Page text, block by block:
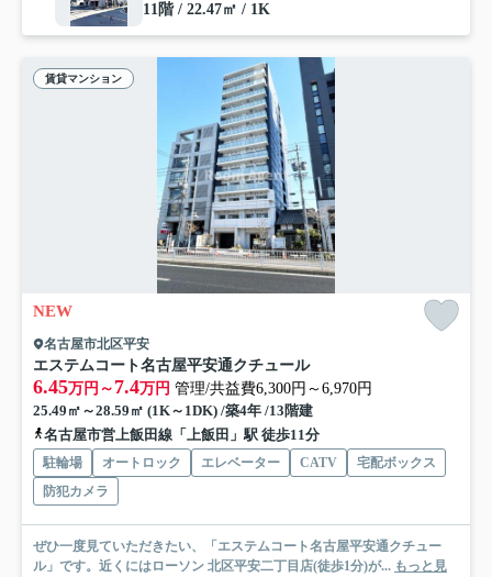
11階 / 22.47㎡ / 1K
賃貸マンション
NEW
名古屋市北区平安
エステムコート名古屋平安通クチュール
6.45万円～ 7.4万円 管理/共益費6,300円～6,970円
25.49㎡～28.59㎡ (1K～1DK) /築4年 /13階建
名古屋市営上飯田線「上飯田」駅 徒歩11分
駐輪場 オートロック エレベーター CATV
宅配ボックス
防犯カメラ
ぜひ一度見ていただきたい、「エステムコート名古屋平安通クチュー
ル」です。近くにはローソン 北区平安二丁目店(徒歩1分)が... もっと見